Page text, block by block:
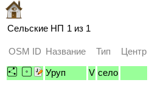
Сельские НП 1 из 1
OSM ID Название Тип Центр
Уруп
V село